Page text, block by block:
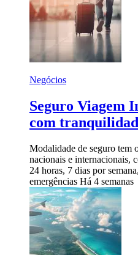
Negócios
Seguro Viagem
com
Modalidade de seguro tem
nacionais e internacionais,
24 horas, 7 dias por
emergências Há 4 semanas